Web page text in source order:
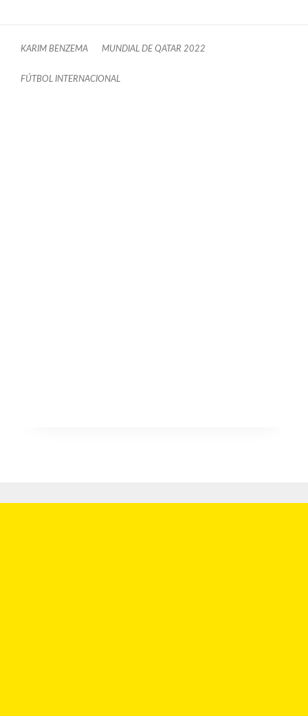
KARIM BENZEMA MUNDIAL DE QATAR 2022
FÚTBOL INTERNACIONAL